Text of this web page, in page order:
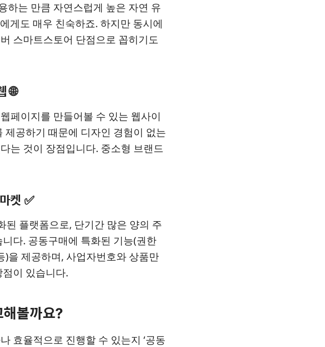
하는 만큼 자연스럽게 높은 자연 유
게도 매우 친숙하죠. 하지만 동시에
스마트스토어 단점으로 꼽히기도
🌐
페이지를 만들어볼 수 있는 웹사이
공하기 때문에 디자인 경험이 없는
는 것이 장점입니다. 중소형 브랜드
켓 ✅
된 플랫폼으로, 단기간 많은 양의 주
다. 공동구매에 특화된 기능(권한
을 제공하며, 사업자번호와 상품만
이 있습니다.
볼까요?
효율적으로 진행할 수 있는지 ‘공동